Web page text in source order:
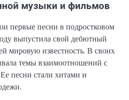
музыки и фильмов
первые песни в подростковом
выпустила свой дебютный
мировую известность. В своих
темы взаимоотношений с
песни стали хитами и